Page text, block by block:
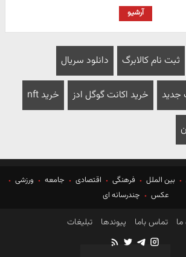
آرشیو
ثبت نام کالابرگ دانلود سریال
جدید خرید اکانت گوگل ادز خرید nft
بین الملل فرهنگی اقتصادی جامعه
ورزشی
عکس
چندرسانه ای
ما تماس باما پیوندها تبلیغات